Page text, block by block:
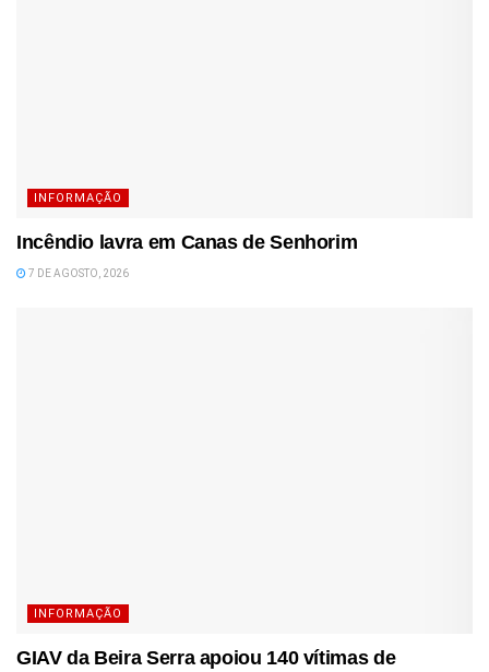
INFORMAÇÃO
Incêndio lavra em Canas de Senhorim
7 DE AGOSTO, 2026
INFORMAÇÃO
GIAV da Beira Serra apoiou 140 vítimas de